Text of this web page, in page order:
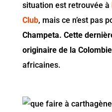
situation est retrouvée à
Club, mais ce n’est pas
Champeta. Cette
originaire de la Colombie
africaines.